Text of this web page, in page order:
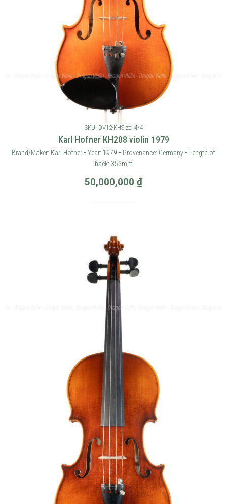
SKU: DV12-KHSize: 4/4
Karl Hofner KH208 violin 1979
Brand/Maker: Karl Hofner • Year: 1979 • Provenance: Germany • Length of
back: 353mm
50,000,000 ₫